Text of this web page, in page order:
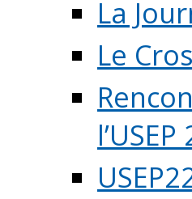
La
Le
l’USEP